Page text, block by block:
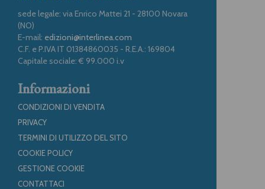
sede legale: via Enrico Mattei 21 - 28100 Novara
(NO)
E-mail: edizioni@interlinea.com
C.F. e P.IVA IT 01384860035 - R.E.A.: 169804
Capitale sociale: € 99.000 i.v
Informazioni
CONDIZIONI DI VENDITA
PRIVACY
TERMINI DI UTILIZZO DEL SITO
COOKIE POLICY
GESTIONE COOKIE
CONTATTACI